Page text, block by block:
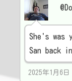
She's was
San back
2025年1月6